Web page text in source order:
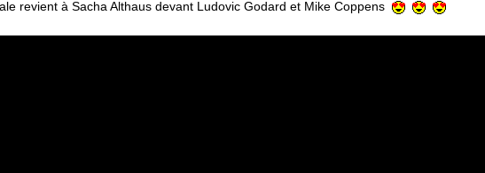
revient à Sacha Althaus devant Ludovic Godard et Mike Coppens